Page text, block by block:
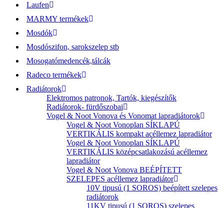
Laufen
MARMY termékek
Mosdók
Mosdószifon, sarokszelep stb
Mosogatómedencék,tálcák
Radeco termékek
Radiátorok
Elektromos patronok, Tartók, kiegészítők
Radiátorok- fürdőszobai
Vogel & Noot Vonova és Vonomat lapradiátorok
Vogel & Noot Vonoplan SÍKLAPÚ
VERTIKÁLIS kompakt acéllemez lapradiátor
Vogel & Noot Vonoplan SÍKLAPÚ
VERTIKÁLIS középcsatlakozású acéllemez
lapradiátor
Vogel & Noot Vonova BEÉPÍTETT
SZELEPES acéllemez lapradiátor
10V tipusú (1 SOROS) beépített szelepes
radiátorok
11KV tipusú (1 SOROS) szelepes